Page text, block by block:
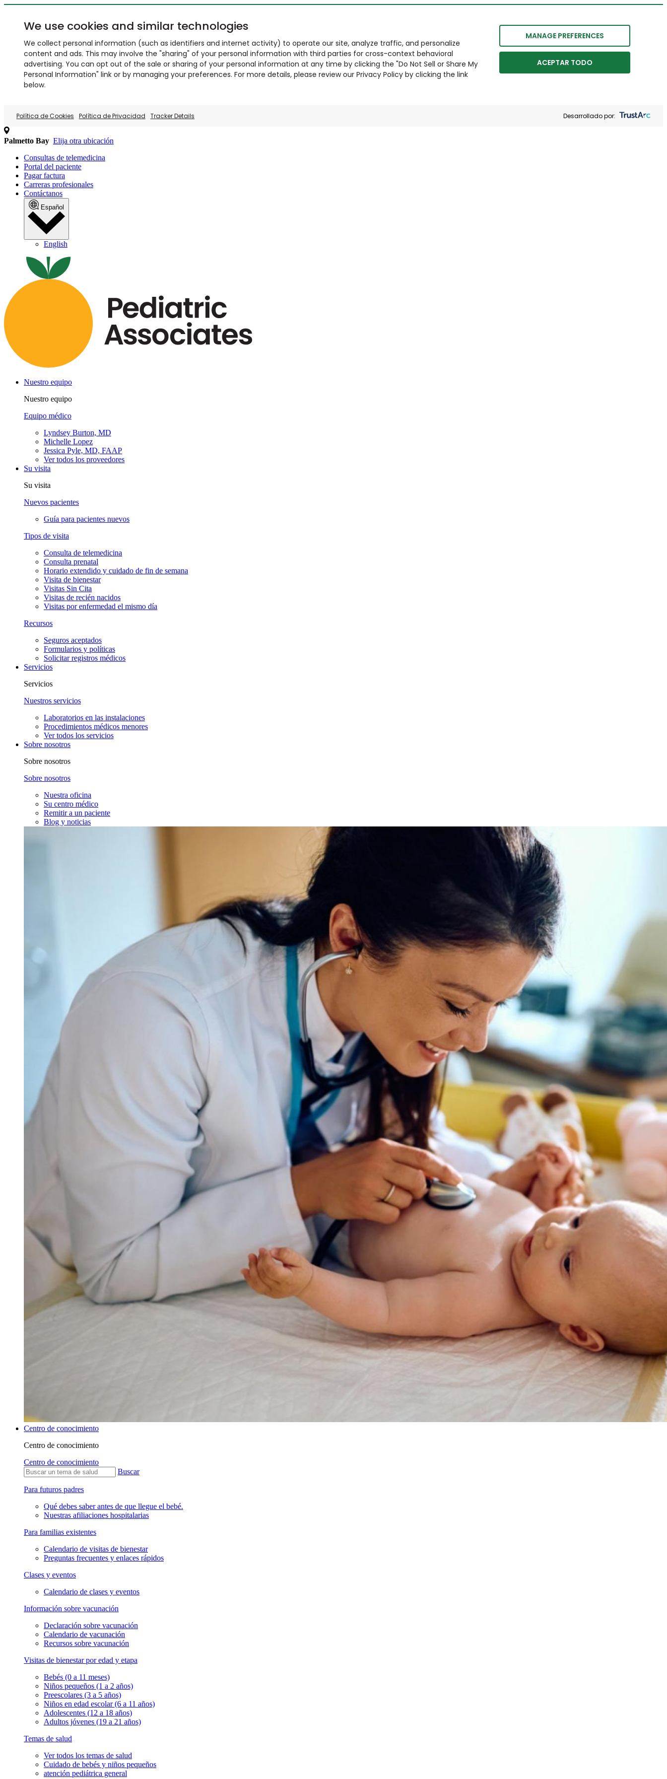
We use cookies and similar technologies
We collect personal information (such as identifiers and internet activity) to operate our site, analyze traffic, and personalize
content and ads. This may involve the "sharing" of your personal information with third parties for cross-context behavioral
advertising. You can opt out of the sale or sharing of your personal information at any time by clicking the "Do Not Sell or Share My
Personal Information" link or by managing your preferences. For more details, please review our Privacy Policy by clicking the link
below.
MANAGE PREFERENCES
ACEPTAR TODO
Política de Cookies Política de Privacidad Tracker Details Desarrollado por:
Palmetto Bay Elija otra ubicación
Consultas de telemedicina
Portal del paciente
Pagar factura
Carreras profesionales
Contáctanos
Español
English
Nuestro equipo
Nuestro equipo
Equipo médico
Lyndsey Burton, MD
Michelle Lopez
Jessica Pyle, MD, FAAP
Ver todos los proveedores
Su visita
Su visita
Nuevos pacientes
Guía para pacientes nuevos
Tipos de visita
Consulta de telemedicina
Consulta prenatal
Horario extendido y cuidado de fin de semana
Visita de bienestar
Visitas Sin Cita
Visitas de recién nacidos
Visitas por enfermedad el mismo día
Recursos
Seguros aceptados
Formularios y políticas
Solicitar registros médicos
Servicios
Servicios
Nuestros servicios
Laboratorios en las instalaciones
Procedimientos médicos menores
Ver todos los servicios
Sobre nosotros
Sobre nosotros
Sobre nosotros
Nuestra oficina
Su centro médico
Remitir a un paciente
Blog y noticias
Centro de conocimiento
Centro de conocimiento
Centro de conocimiento
Buscar
Para futuros padres
Qué debes saber antes de que llegue el bebé.
Nuestras afiliaciones hospitalarias
Para familias existentes
Calendario de visitas de bienestar
Preguntas frecuentes y enlaces rápidos
Clases y eventos
Calendario de clases y eventos
Información sobre vacunación
Declaración sobre vacunación
Calendario de vacunación
Recursos sobre vacunación
Visitas de bienestar por edad y etapa
Bebés (0 a 11 meses)
Niños pequeños (1 a 2 años)
Preescolares (3 a 5 años)
Niños en edad escolar (6 a 11 años)
Adolescentes (12 a 18 años)
Adultos jóvenes (19 a 21 años)
Temas de salud
Ver todos los temas de salud
Cuidado de bebés y niños pequeños
atención pediátrica general